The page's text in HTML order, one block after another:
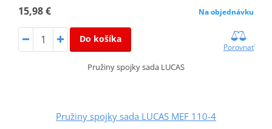
15,98 € Na objednávku
Do košíka
Porovnať
Pružiny spojky sada LUCAS
Pružiny spojky sada LUCAS MEF 110-4